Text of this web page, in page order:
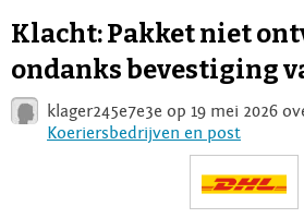
Voor Bedrijven
Login
Klacht: Pakket niet
ondanks bevestiging
klager245e7e3e op 19 mei 2026
Koeriersbedrijven en post